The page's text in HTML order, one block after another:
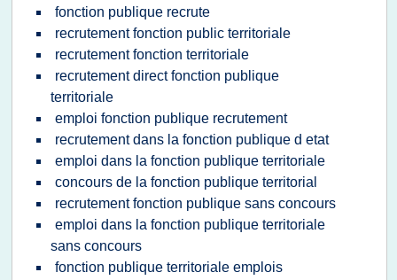
fonction publique recrute
recrutement fonction public territoriale
recrutement fonction territoriale
recrutement direct fonction publique
territoriale
emploi fonction publique recrutement
recrutement dans la fonction publique d etat
emploi dans la fonction publique territoriale
concours de la fonction publique territorial
recrutement fonction publique sans concours
emploi dans la fonction publique territoriale
sans concours
fonction publique territoriale emplois